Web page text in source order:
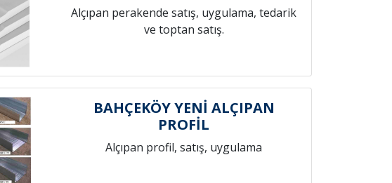
Alçıpan perakende satış, uygulama, tedarik
ve toptan satış.
BAHÇEKÖY YENİ ALÇIPAN
PROFİL
Alçıpan profil, satış, uygulama